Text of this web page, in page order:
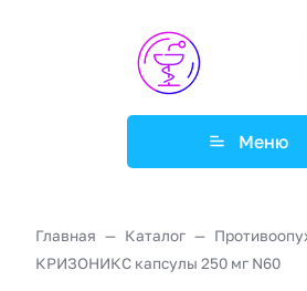
Меню
Главная Каталог
КРИЗОНИКС капсулы 250 мг N60